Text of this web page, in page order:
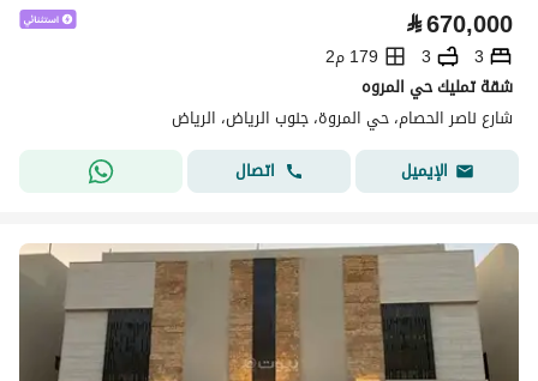
⃁670,000
3
3
179 م2
شقة تمليك حي المروه
شارع ناصر الحصام، حي المروة، جنوب الرياض، الرياض
الإيميل
اتصال